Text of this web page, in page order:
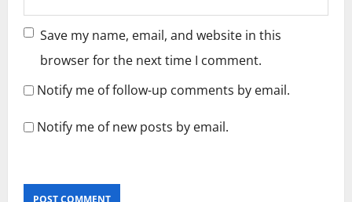
Save my name, email, and website in this
browser for the next time I comment.
Notify me of follow-up comments by email.
Notify me of new posts by email.